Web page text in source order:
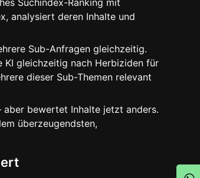
Suchindex-Ranking mit
analysiert deren Inhalte und
Sub-Anfragen gleichzeitig.
KI gleichzeitig nach Herbiziden für
dieser Sub-Themen relevant
aber bewertet Inhalte jetzt anders.
überzeugendsten,